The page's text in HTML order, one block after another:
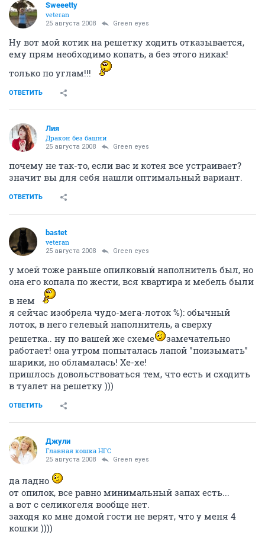
Sweeetty
veteran
25 августа 2008 Green eyes
Ну вот мой котик на решетку ходить отказывается,
ему прям необходимо копать, а без этого никак!
только по углам!!!
ОТВЕТИТЬ
Лия
Дракон без башни
25 августа 2008 Green eyes
почему не так-то, если вас и котея все устраивает?
значит вы для себя нашли оптимальный вариант.
ОТВЕТИТЬ
bastet
veteran
25 августа 2008 Green eyes
у моей тоже раньше опилковый наполнитель был, но
она его копала по жести, вся квартира и мебель были
в нем
я сейчас изобрела чудо-мега-лоток %): обычный
лоток, в него гелевый наполнитель, а сверху
решетка.. ну по вашей же схеме
замечательно
работает! она утром попыталась лапой "поизымать"
шарики, но обламалась! Хе-хе!
пришлось довольствоваться тем, что есть и сходить
в туалет на решетку )))
ОТВЕТИТЬ
Джули
Главная кошка НГС
25 августа 2008 Green eyes
да ладно
от опилок, все равно минимальный запах есть...
а вот с селикогеля вообще нет.
заходя ко мне домой гости не верят, что у меня 4
кошки ))))